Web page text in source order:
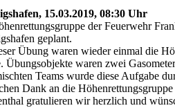
15.03.2019, 08:30 Uhr
der Feuerwehr
geplant.
Übung waren wieder einmal die
Übungsobjekte waren zwei
Teams wurde diese Aufgabe
Dank an die
gratulieren wir herzlich und